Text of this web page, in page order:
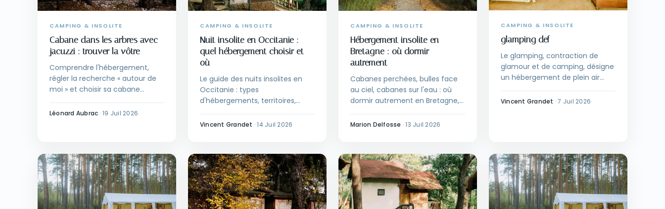
CAMPING & INSOLITE
Cabane dans les arbres avec
jacuzzi : trouver la vôtre
Comprendre l'hébergement,
régler la recherche « autour de
moi » et choisir sa cabane
perchée avec spa sans se
tromper.
Léonard Aubrac ·19 Juil 2026
CAMPING & INSOLITE
Nuit insolite en Occitanie :
quel hébergement choisir et
où
Le guide des nuits insolites en
Occitanie : types
d'hébergements, territoires,
saisons et conseils pour réserver
et bien préparer son séjour.
Vincent Grandet ·14 Juil 2026
CAMPING & INSOLITE
Hébergement insolite en
Bretagne : où dormir
autrement
Cabanes perchées, bulles face
au ciel, cabanes sur l'eau : où
dormir autrement en Bretagne,
selon l'ambiance et la saison.
Marion Delfosse ·13 Juil 2026
CAMPING & INSOLITE
glamping def
Le glamping, contraction de
glamour et de camping, désigne
un hébergement de plein air
confortable. Définition, origine
du mot, différence avec le
Vincent Grandet ·7 Juil 2026